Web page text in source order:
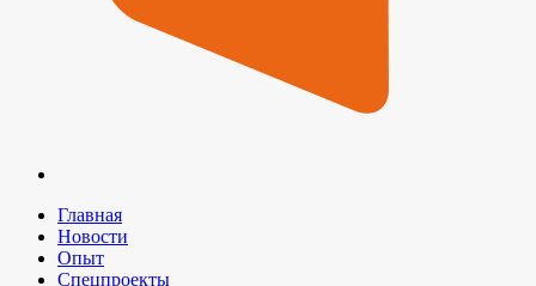
Главная
Новости
Опыт
Спецпроекты